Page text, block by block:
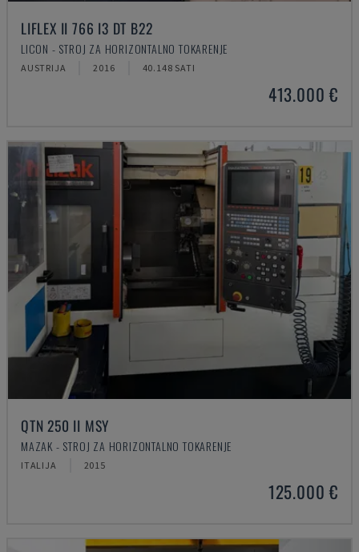
LIFLEX II 766 I3 DT B22
LICON - STROJ ZA HORIZONTALNO TOKARENJE
AUSTRIJA 2016 40.148 SATI
413.000 €
QTN 250 II MSY
MAZAK - STROJ ZA HORIZONTALNO TOKARENJE
ITALIJA 2015
125.000 €